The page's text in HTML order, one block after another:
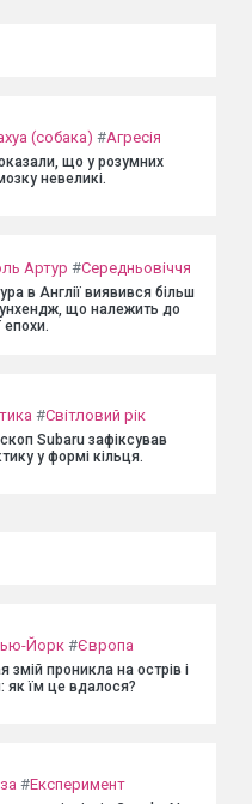
(собака) #Агресія
що у розумних
невеликі.
Артур #Середньовіччя
в Англії виявився більш
що належить до
епохи.
#Світловий рік
Subaru зафіксував
у формі кільця.
Йорк#Європа
змій проникла на острів і
як їм це вдалося?
#Експеримент